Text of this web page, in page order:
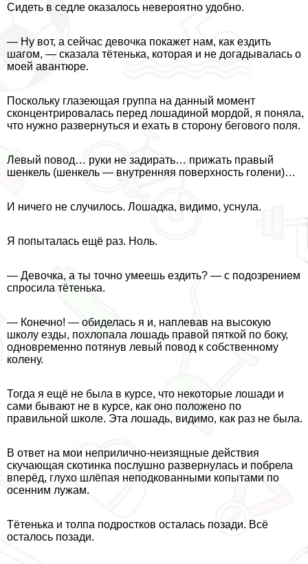
Сидеть в седле оказалось невероятно удобно.
— Ну вот, а сейчас дeвoчка покажет нам, как ездить
шагом, — сказала тётенька, которая и не догадывалась о
моей авантюре.
Поскольку глазеющая группа на данный момент
сконцентрировалась перед лошадиной мордой, я поняла,
что нужно развернуться и ехать в сторону бегового поля.
Левый повод… руки не задирать… прижать правый
шенкель (шенкель — внутренняя поверхность голени)…
И ничего не случилось. Лошадка, видимо, уснула.
Я попыталась ещё раз. Ноль.
— Дeвoчка, а ты точно умеешь ездить? — с подозрением
спросила тётенька.
— Конечно! — обиделась я и, наплевав на высокую
школу езды, похлопала лошадь правой пяткой по боку,
одновременно потянув левый повод к собственному
колену.
Тогда я ещё не была в курсе, что некоторые лошади и
сами бывают не в курсе, как оно положено по
правильной школе. Эта лошадь, видимо, как раз не была.
В ответ на мои неприлично-неизящные действия
скучающая скотинка послушно развернулась и побрела
вперёд, глухо шлёпая неподкованными копытами по
осенним лужам.
Тётенька и толпа подростков осталась позади. Всё
осталось позади.